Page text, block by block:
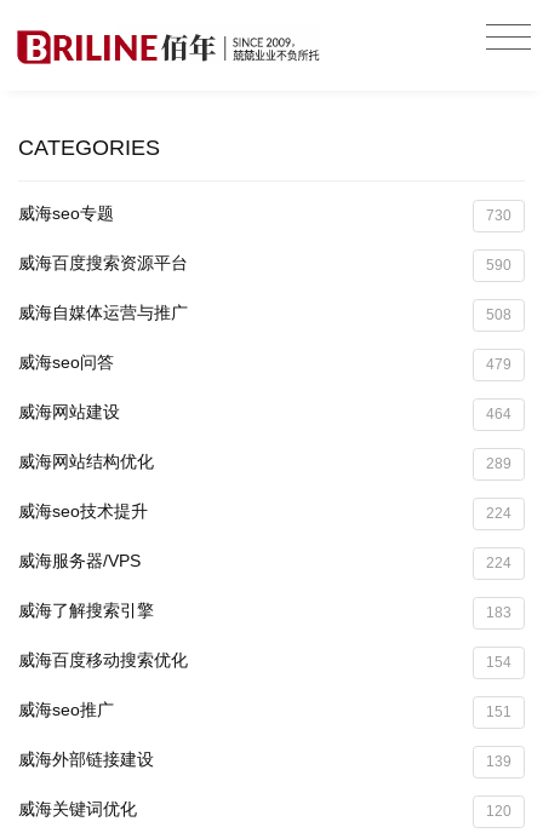
CATEGORIES
威海seo专题 730
威海百度搜索资源平台 590
威海自媒体运营与推广 508
威海seo问答 479
威海网站建设 464
威海网站结构优化 289
威海seo技术提升 224
威海服务器/VPS 224
威海了解搜索引擎 183
威海百度移动搜索优化 154
威海seo推广 151
威海外部链接建设 139
威海关键词优化 120